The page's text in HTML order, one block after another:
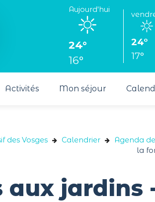
Aujourd'hui
24°
16°
24°
17°
Activités Mon séjour
des Vosges Calendrier Agenda
la
aux